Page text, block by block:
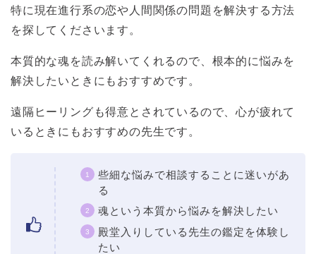
特に現在進行系の恋や人間関係の問題を解決する方法
を探してくださいます。
本質的な魂を読み解いてくれるので、根本的に悩みを
解決したいときにもおすすめです。
遠隔ヒーリングも得意とされているので、心が疲れて
いるときにもおすすめの先生です。
些細な悩みで相談することに迷いがあ
る
魂という本質から悩みを解決したい
殿堂入りしている先生の鑑定を体験し
たい